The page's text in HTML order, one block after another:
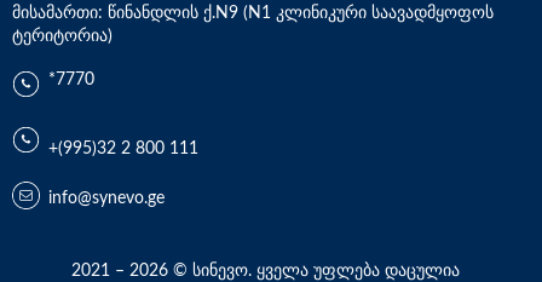
მისამართი: წინანდლის ქ.N9 (N1 კლინიკური საავადმყოფოს
ტერიტორია)
*7770
+(995)32 2 800 111
info@synevo.ge
2021 – 2026 © სინევო. ყველა უფლება დაცულია